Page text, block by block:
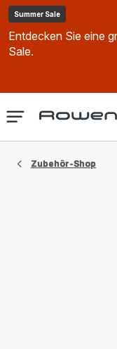
Summer Sale
Entdecken Sie eine
Sale.
Das
Zubehör-Shop